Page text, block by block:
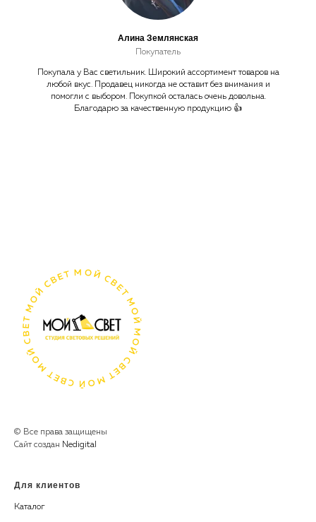
Алина Землянская
Покупатель
Покупала у Вас светильник. Широкий ассортимент товаров на
любой вкус. Продавец никогда не оставит без внимания и
помогли с выбором. Покупкой осталась очень довольна.
Благодарю за качественную продукцию 👍
© Все права защищены
Сайт создан Nedigital
Для клиентов
Каталог